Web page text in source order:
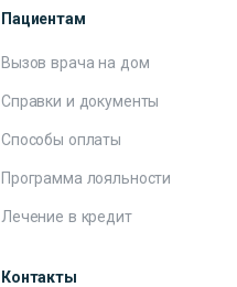
Пациентам
Вызов врача на дом
Справки и документы
Способы оплаты
Программа лояльности
Лечение в кредит
Контакты